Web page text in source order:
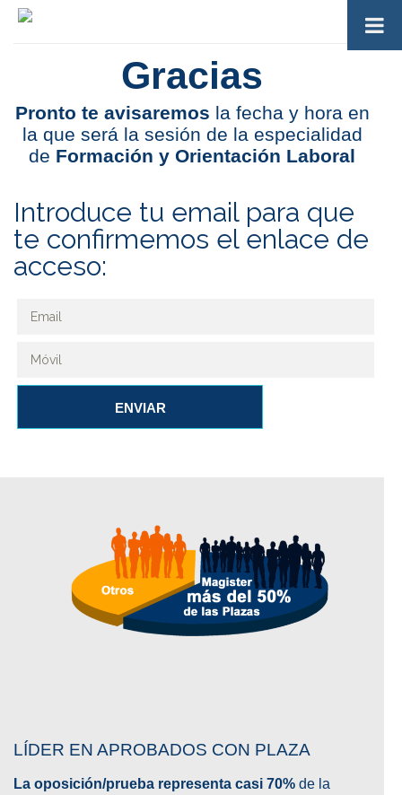
Gracias
Pronto te avisaremos la fecha y hora en
la que será la sesión de la especialidad
de Formación y Orientación Laboral
Introduce tu email para que
te confirmemos el enlace de
acceso:
ENVIAR
LÍDER EN APROBADOS CON PLAZA
La oposición/prueba representa casi 70% de la